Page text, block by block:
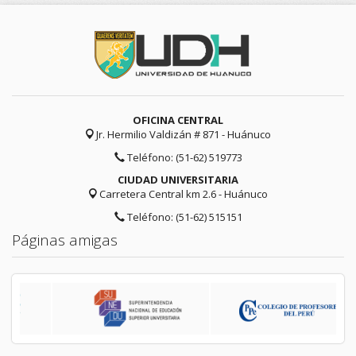
OFICINA CENTRAL
Jr. Hermilio Valdizán # 871 - Huánuco
Teléfono: (51-62) 519773
CIUDAD UNIVERSITARIA
Carretera Central km 2.6 - Huánuco
Teléfono: (51-62) 515151
Páginas amigas